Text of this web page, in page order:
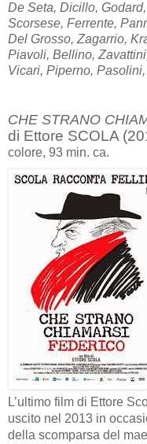
De Seta, Dicillo,
Scorsese, Ferrente,
Del Grosso, Zagarrio,
Piavoli, Bellino,
Vicari, Piperno,
CHE STRANO
di Ettore SCOLA
colore, 93 min. ca.
L’ultimo film di Ettore
uscito nel 2013 in
della scomparsa del